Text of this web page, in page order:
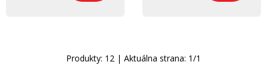
Produkty: 12 | Aktuálna strana: 1/1